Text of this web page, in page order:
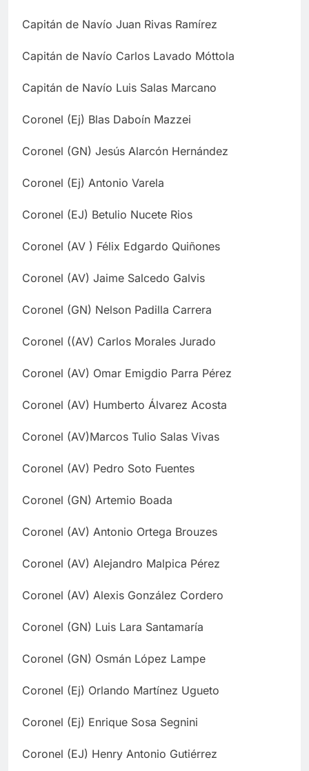
Capitán de Navío Juan Rivas Ramírez
Capitán de Navío Carlos Lavado Móttola
Capitán de Navío Luis Salas Marcano
Coronel (Ej) Blas Daboín Mazzei
Coronel (GN) Jesús Alarcón Hernández
Coronel (Ej) Antonio Varela
Coronel (EJ) Betulio Nucete Rios
Coronel (AV ) Félix Edgardo Quiñones
Coronel (AV) Jaime Salcedo Galvis
Coronel (GN) Nelson Padilla Carrera
Coronel ((AV) Carlos Morales Jurado
Coronel (AV) Omar Emigdio Parra Pérez
Coronel (AV) Humberto Álvarez Acosta
Coronel (AV)Marcos Tulio Salas Vivas
Coronel (AV) Pedro Soto Fuentes
Coronel (GN) Artemio Boada
Coronel (AV) Antonio Ortega Brouzes
Coronel (AV) Alejandro Malpica Pérez
Coronel (AV) Alexis González Cordero
Coronel (GN) Luis Lara Santamaría
Coronel (GN) Osmán López Lampe
Coronel (Ej) Orlando Martínez Ugueto
Coronel (Ej) Enrique Sosa Segnini
Coronel (EJ) Henry Antonio Gutiérrez